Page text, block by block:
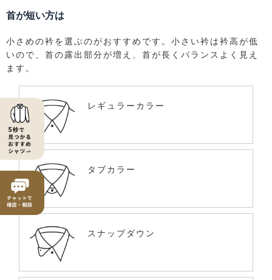
首が短い方は
小さめの衿を選ぶのがおすすめです。小さい衿は衿高が低
いので、首の露出部分が増え、首が長くバランスよく見え
ます。
レギュラーカラー
タブカラー
スナップダウン